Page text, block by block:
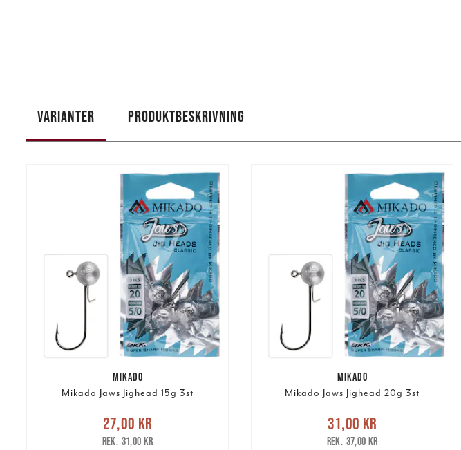
VARIANTER PRODUKTBESKRIVNING
MIKADO
Mikado Jaws Jighead 15g 3st
Nuvarande pris
Tidigare pris
27,00 kr
31,00 kr
MIKADO
Mikado Jaws Jighead 20g 3st
Nuvarande pris
Tidigare pris
31,00 kr
37,00 kr